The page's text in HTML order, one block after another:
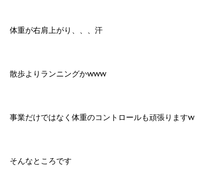
体重が右肩上がり、、、汗
散歩よりランニングかwww
事業だけではなく体重のコントロールも頑張りますw
そんなところです